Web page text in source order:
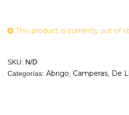
This product is currently out of
SKU: N/D
Categorías: Abrigo, Camperas, De